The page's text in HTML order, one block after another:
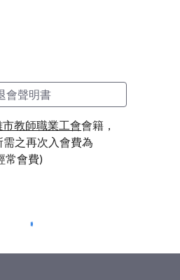
會聲明書
市教師職業工會會籍，
之再次入會費為
常會費)